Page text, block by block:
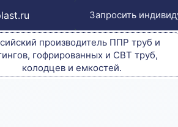
Запросить
производитель ППР труб и
гофрированных и СВТ труб,
колодцев и емкостей.